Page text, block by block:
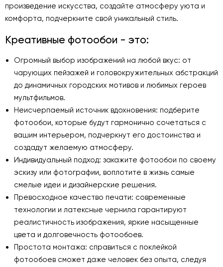
произведение искусства, создайте атмосферу уюта и
комфорта, подчеркните свой уникальный стиль.
Креативные фотообои - это:
Огромный выбор изображений на любой вкус: от
чарующих пейзажей и головокружительных абстракций
до динамичных городских мотивов и любимых героев
мультфильмов.
Неисчерпаемый источник вдохновения: подберите
фотообои, которые будут гармонично сочетаться с
вашим интерьером, подчеркнут его достоинства и
создадут желаемую атмосферу.
Индивидуальный подход: закажите фотообои по своему
эскизу или фотографии, воплотите в жизнь самые
смелые идеи и дизайнерские решения.
Превосходное качество печати: современные
технологии и латексные чернила гарантируют
реалистичность изображения, яркие насыщенные
цвета и долговечность фотообоев.
Простота монтажа: справиться с поклейкой
фотообоев сможет даже человек без опыта, следуя